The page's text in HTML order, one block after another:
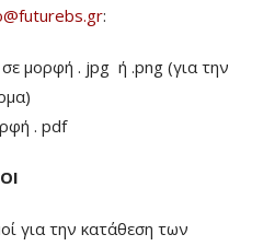
:
μορφή . jpg ή .png (για την
. pdf
για την κατάθεση των